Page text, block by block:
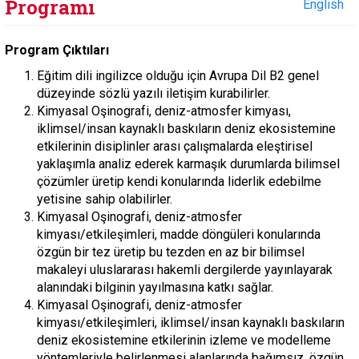
Programı
English
Program Çıktıları
Eğitim dili ingilizce olduğu için Avrupa Dil B2 genel
düzeyinde sözlü yazılı iletişim kurabilirler.
Kimyasal Oşinografi, deniz-atmosfer kimyası,
iklimsel/insan kaynaklı baskıların deniz ekosistemine
etkilerinin disiplinler arası çalışmalarda eleştirisel
yaklaşımla analiz ederek karmaşık durumlarda bilimsel
çözümler üretip kendi konularında liderlik edebilme
yetisine sahip olabilirler.
Kimyasal Oşinografi, deniz-atmosfer
kimyası/etkileşimleri, madde döngüleri konularında
özgün bir tez üretip bu tezden en az bir bilimsel
makaleyi uluslararası hakemli dergilerde yayınlayarak
alanındaki bilginin yayılmasına katkı sağlar.
Kimyasal Oşinografi, deniz-atmosfer
kimyası/etkileşimleri, iklimsel/insan kaynaklı baskıların
deniz ekosistemine etkilerinin izleme ve modelleme